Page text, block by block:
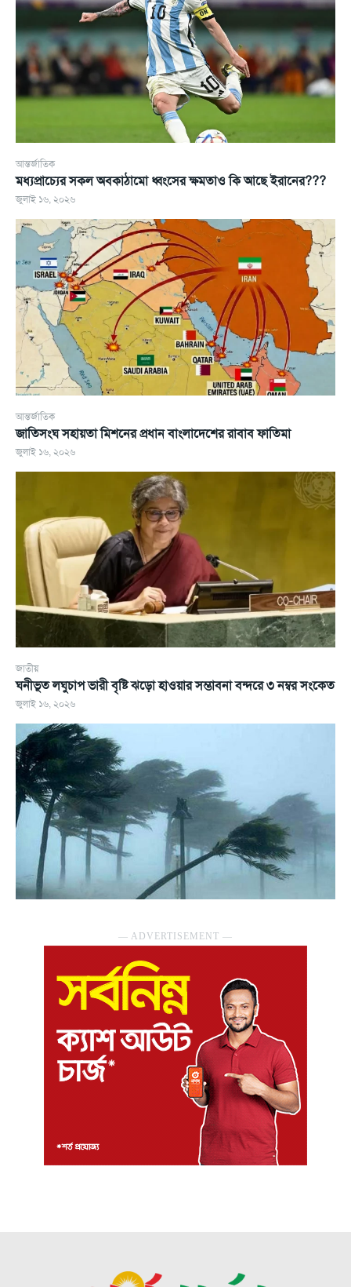
আন্তর্জাতিক
মধ্যপ্রাচ্যের সকল অবকাঠামো ধ্বংসের ক্ষমতাও কি আছে ইরানের???
জুলাই ১৬, ২০২৬
আন্তর্জাতিক
জাতিসংঘ সহায়তা মিশনের প্রধান বাংলাদেশের রাবাব ফাতিমা
জুলাই ১৬, ২০২৬
জাতীয়
ঘনীভূত লঘুচাপ ভারী বৃষ্টি ঝড়ো হাওয়ার সম্ভাবনা বন্দরে ৩ নম্বর সংকেত
জুলাই ১৬, ২০২৬
― ADVERTISEMENT ―